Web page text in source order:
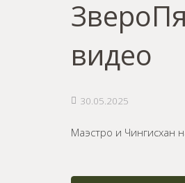
видео
30.05.2025
Маэстро и Чингисхан